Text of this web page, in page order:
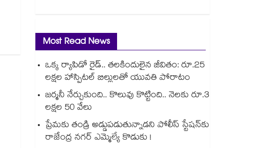
Most Read News
ఒక్క ర్యాపిడో రైడ్.. తలకిందులైన జీవితం: రూ.25
లక్షల హాస్పిటల్ బిల్లులతో యువతి పోరాటం
జర్మనీ నేర్చుకుంది.. కొలువు కొట్టింది.. నెలకు రూ.3
లక్షల 50 వేలు
ప్రేమకు తండ్రి అడ్డుపడుతున్నాడని పోలీస్ స్టేషన్⁪కు
రాజేంద్ర నగర్ ఎమ్మెల్యే కొడుకు !